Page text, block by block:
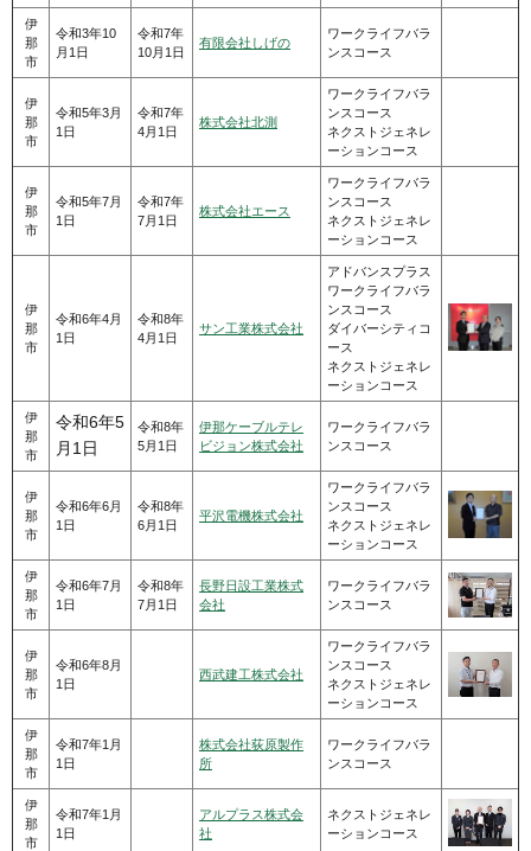
伊
那
市
令和3年10
月1日
令和7年
10月1日
有限会社しげの
ワークライフバラ
ンスコース
伊
那
市
令和5年3月
1日
令和7年
4月1日
株式会社北測
ワークライフバラ
ンスコース
ネクストジェネレ
ーションコース
伊
那
市
令和5年7月
1日
令和7年
7月1日
株式会社エース
ワークライフバラ
ンスコース
ネクストジェネレ
ーションコース
伊
那
市
令和6年4月
1日
令和8年
4月1日
サン工業株式会社
アドバンスプラス
ワークライフバラ
ンスコース
ダイバーシティコ
ース
ネクストジェネレ
ーションコース
伊
那
市
令和6年5
月1日
令和8年
5月1日
伊那ケーブルテレ
ビジョン株式会社
ワークライフバラ
ンスコース
伊
那
市
令和6年6月
1日
令和8年
6月1日
平沢電機株式会社
ワークライフバラ
ンスコース
ネクストジェネレ
ーションコース
伊
那
市
令和6年7月
1日
令和8年
7月1日
長野日設工業株式
会社
ワークライフバラ
ンスコース
伊
那
市
令和6年8月
1日
西武建工株式会社
ワークライフバラ
ンスコース
ネクストジェネレ
ーションコース
伊
那
市
令和7年1月
1日
株式会社荻原製作
所
ワークライフバラ
ンスコース
伊
那
市
令和7年1月
1日
アルプラス株式会
社
ネクストジェネレ
ーションコース